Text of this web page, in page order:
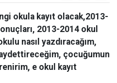
okula kayıt olacak,2013-
2013-2014 okul
nasıl yazdıracağım,
çocuğumun
e okul kayıt